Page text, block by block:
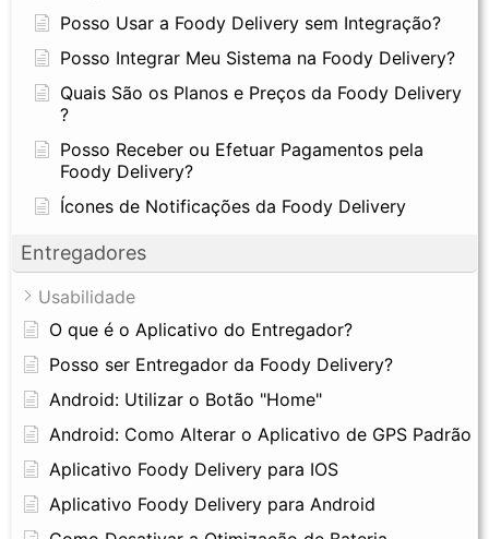
Posso Usar a Foody Delivery sem Integração?
Posso Integrar Meu Sistema na Foody Delivery?
Quais São os Planos e Preços da Foody Delivery
?
Posso Receber ou Efetuar Pagamentos pela
Foody Delivery?
Ícones de Notificações da Foody Delivery
Entregadores
Usabilidade
O que é o Aplicativo do Entregador?
Posso ser Entregador da Foody Delivery?
Android: Utilizar o Botão "Home"
Android: Como Alterar o Aplicativo de GPS Padrão
Aplicativo Foody Delivery para IOS
Aplicativo Foody Delivery para Android